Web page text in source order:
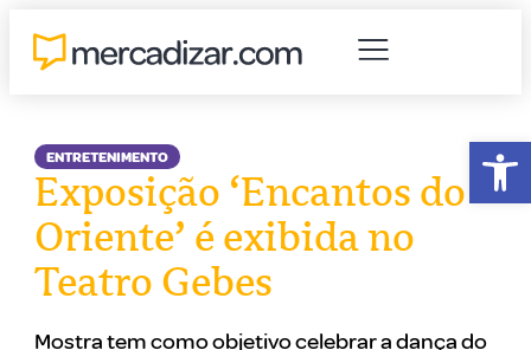
ENTRETENIMENTO
Exposição ‘Encantos do
Oriente’ é exibida no
Teatro Gebes
Mostra tem como objetivo celebrar a dança do